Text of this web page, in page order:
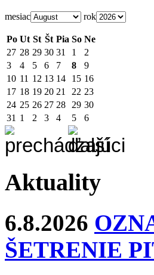
mesiac rok
Po Ut St Št Pia So Ne
27 28 29 30 31 1
2
3
4 5 6 7 8
9
10 11 12 13 14 15 16
17 18 19 20 21 22 23
24 25 26 27 28 29 30
31 1 2 3 4 5 6
Aktuality
6.8.2026
ŠETRENIE